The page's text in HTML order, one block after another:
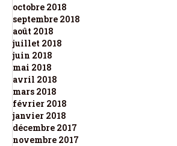
octobre 2018
septembre 2018
août 2018
juillet 2018
juin 2018
mai 2018
avril 2018
mars 2018
février 2018
janvier 2018
décembre 2017
novembre 2017